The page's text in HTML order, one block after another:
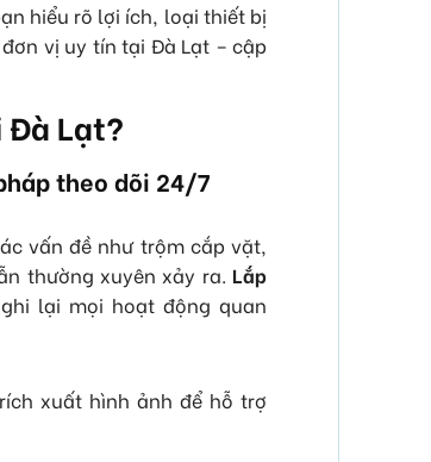
hiểu rõ lợi ích, loại thiết bị
vị uy tín tại Đà Lạt – cập
Đà Lạt?
theo dõi 24/7
vấn đề như trộm cắp vặt,
thường xuyên xảy ra. Lắp
lại mọi hoạt động quan
xuất hình ảnh để hỗ trợ